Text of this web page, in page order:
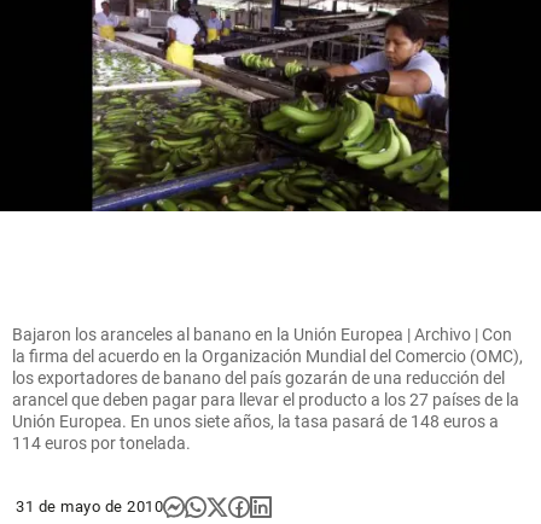
Bajaron los aranceles al banano en la Unión Europea | Archivo | Con
la firma del acuerdo en la Organización Mundial del Comercio (OMC),
los exportadores de banano del país gozarán de una reducción del
arancel que deben pagar para llevar el producto a los 27 países de la
Unión Europea. En unos siete años, la tasa pasará de 148 euros a
114 euros por tonelada.
31 de mayo de 2010